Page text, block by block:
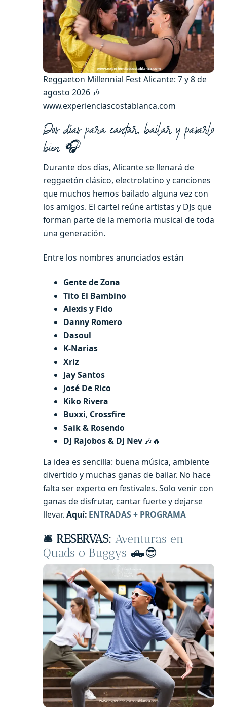
Reggaeton Millennial Fest Alicante: 7 y 8 de
agosto 2026 🎶
www.experienciascostablanca.com
Dos días para cantar, bailar y pasarlo
bien 🎧
Durante dos días, Alicante se llenará de
reggaetón clásico, electrolatino y canciones
que muchos hemos bailado alguna vez con
los amigos. El cartel reúne artistas y DJs que
forman parte de la memoria musical de toda
una generación.
Entre los nombres anunciados están
Gente de Zona
Tito El Bambino
Alexis y Fido
Danny Romero
Dasoul
K-Narias
Xriz
Jay Santos
José De Rico
Kiko Rivera
Buxxi, Crossfire
Saik & Rosendo
DJ Rajobos & DJ Nev 🎶🔥
La idea es sencilla: buena música, ambiente
divertido y muchas ganas de bailar. No hace
falta ser experto en festivales. Solo venir con
ganas de disfrutar, cantar fuerte y dejarse
llevar. Aquí: ENTRADAS + PROGRAMA
🛎️ RESERVAS: Aventuras en
Quads o Buggys 🛻😎